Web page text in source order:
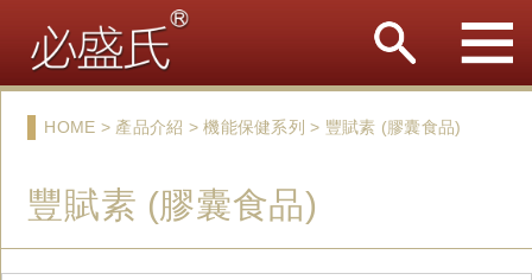
HOME > 產品介紹 > 機能保健系列 > 豐賦素 (膠囊食品)
豐賦素 (膠囊食品)